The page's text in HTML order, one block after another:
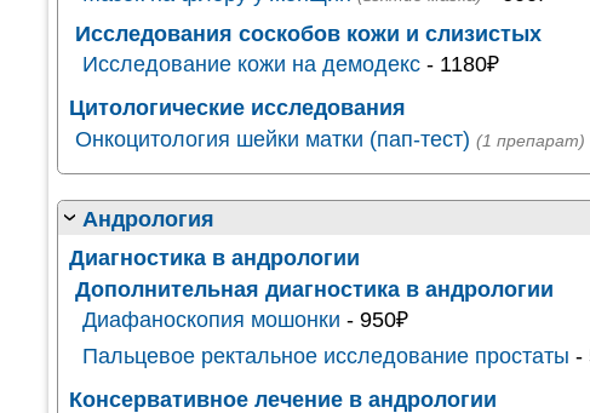
Исследования соскобов кожи и слизистых
Исследование кожи на демодекс- 1180₽
Цитологические исследования
Онкоцитология шейки матки (пап-тест) (1 препарат)
Андрология
Диагностика в андрологии
Дополнительная диагностика в андрологии
Диафаноскопия мошонки - 950₽
Пальцевое ректальное исследование простаты -
Консервативное лечение в андрологии